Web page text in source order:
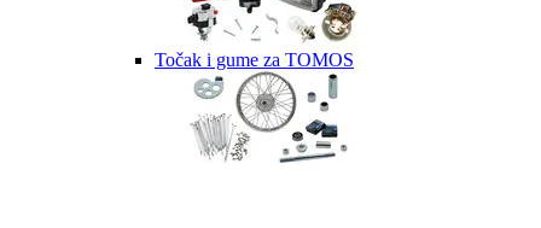
Točak i gume za TOMOS